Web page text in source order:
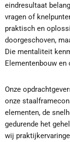
eindresultaat
vragen of
praktisch en
doorgeschoven,
Die mentaliteit
Elementenbouw en
Onze
onze
elementen, de
gedurende het
wij